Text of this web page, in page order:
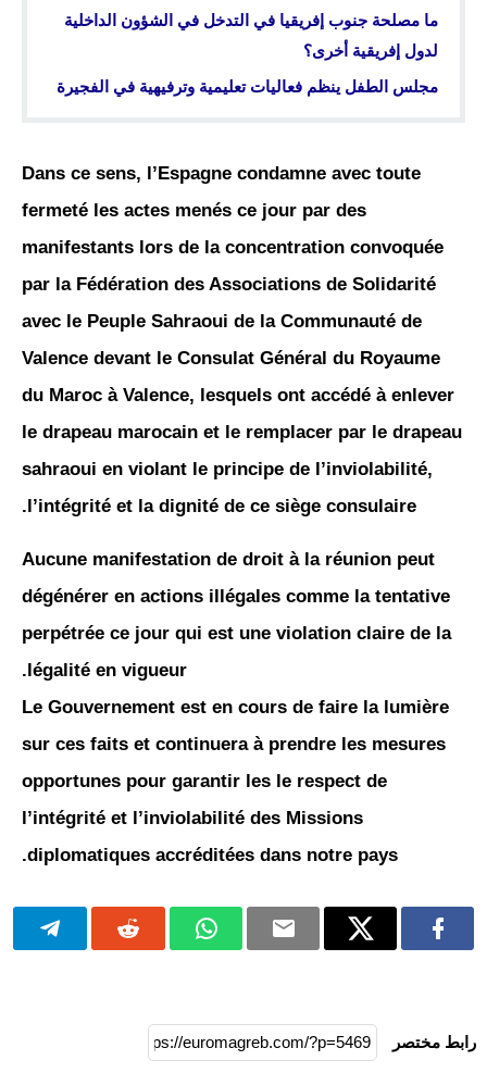
ما مصلحة جنوب إفريقيا في التدخل في الشؤون الداخلية
لدول إفريقية أخرى؟
مجلس الطفل ينظم فعاليات تعليمية وترفيهية في الفجيرة
Dans ce sens, l’Espagne condamne avec toute
fermeté les actes menés ce jour par des
manifestants lors de la concentration convoquée
par la Fédération des Associations de Solidarité
avec le Peuple Sahraoui de la Communauté de
Valence devant le Consulat Général du Royaume
du Maroc à Valence, lesquels ont accédé à enlever
le drapeau marocain et le remplacer par le drapeau
sahraoui en violant le principe de l’inviolabilité,
l’intégrité et la dignité de ce siège consulaire.
Aucune manifestation de droit à la réunion peut
dégénérer en actions illégales comme la tentative
perpétrée ce jour qui est une violation claire de la
légalité en vigueur.
Le Gouvernement est en cours de faire la lumière
sur ces faits et continuera à prendre les mesures
opportunes pour garantir les le respect de
l’intégrité et l’inviolabilité des Missions
diplomatiques accréditées dans notre pays.
رابط مختصر